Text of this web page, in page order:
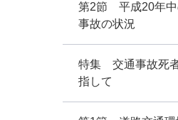
第2節 平成20年中
事故の状況
特集 交通事故死
指して